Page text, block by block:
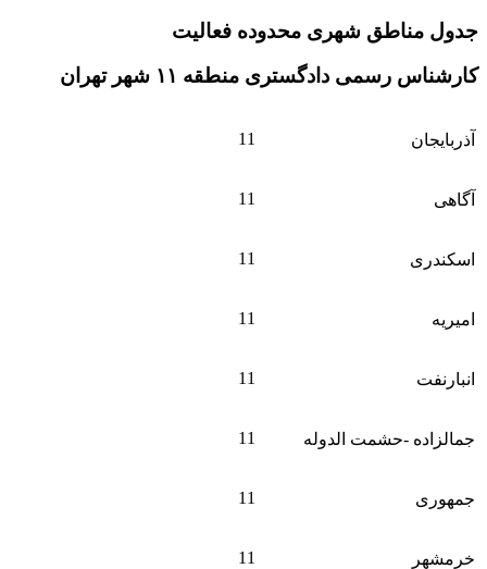
جدول مناطق شهری محدوده فعالیت
کارشناس رسمی دادگستری منطقه ۱۱ شهر تهران
آذربایجان 11
آگاهی 11
اسکندری 11
امیریه 11
انبارنفت 11
جمالزاده -حشمت الدوله 11
جمهوری 11
خرمشهر 11